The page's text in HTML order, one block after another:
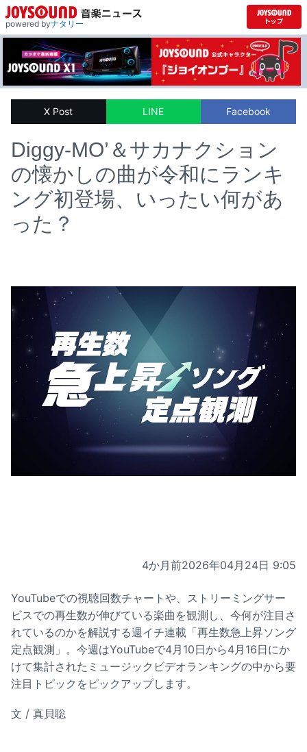
powered byナタリー
X Post LINE Facebook
Diggy-MO’＆サカナクション
の懐かしの曲が令和にランキ
ング初登場、いったい何があ
った？
4か月前2026年04月24日 9:05
YouTubeでの視聴回数チャートや、ストリーミングサー
ビスでの再生数が伸びている楽曲を観測し、今何が注目さ
れているのかを解説する週イチ連載「再生数急上昇ソング
定点観測」。今週はYouTubeで4月10日から4月16日にか
けて集計されたミュージックビデオランキングの中から要
注目トピックをピックアップします。
文 / 真貝聡